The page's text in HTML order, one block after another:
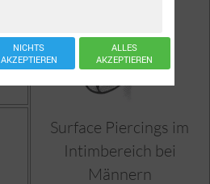
Surface Piercings im
Intimbereich bei
Männern
NICHTS
AKZEPTIEREN
ALLES
AKZEPTIEREN